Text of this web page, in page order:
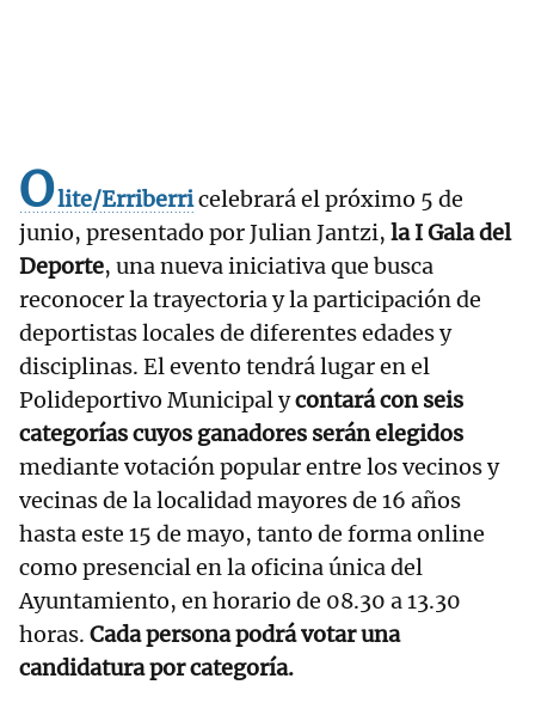
Olite/Erriberricelebrará el próximo 5 de
junio, presentado por Julian Jantzi, la I Gala del
Deporte, una nueva iniciativa que busca
reconocer la trayectoria y la participación de
deportistas locales de diferentes edades y
disciplinas. El evento tendrá lugar en el
Polideportivo Municipal ycontará con seis
categorías cuyos ganadores serán elegidos
mediante votación popular entre los vecinos y
vecinas de la localidad mayores de 16 años
hasta este 15 de mayo, tanto de forma online
como presencial en la oficina única del
Ayuntamiento, en horario de 08.30 a 13.30
horas. Cada persona podrá votar una
candidatura por categoría.